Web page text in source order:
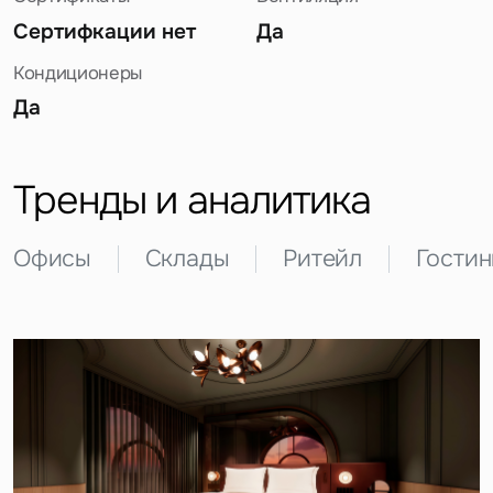
Сертифкации нет Да
Кондиционеры
Да
Тренды и аналитика
Офисы Склады Ритейл
Вопрос
Предложение
Жалоба
Это обязательное поле
Это обязательное поле